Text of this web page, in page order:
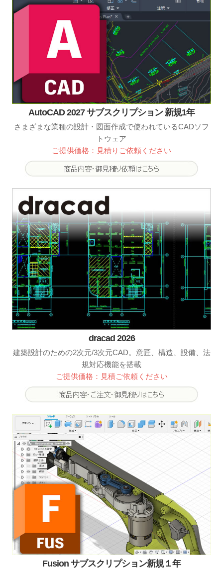
AutoCAD 2027 サブスクリプション 新規1年
さまざまな業種の設計・図面作成で使われているCADソフ
トウェア
ご提供価格：見積りご依頼ください
dracad 2026
建築設計のための2次元/3次元CAD。意匠、構造、設備、法
規対応機能を搭載
ご提供価格：見積ご依頼ください
Fusion サブスクリプション新規１年